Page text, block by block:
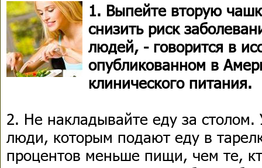
1. Выпейте вторую
снизить риск
людей, - говорится в
опубликованном в
клинического питания.
2. Не накладывайте еду за
люди, которым подают еду в
процентов меньше пищи, чем те,